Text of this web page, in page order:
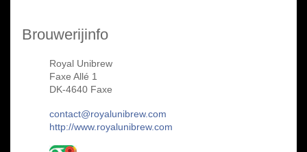
Brouwerijinfo
Royal Unibrew
Faxe Allé 1
DK-4640 Faxe
contact@royalunibrew.com
http://www.royalunibrew.com